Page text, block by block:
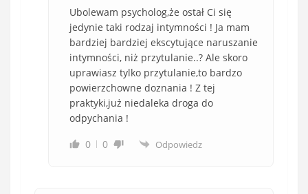
Ubolewam psycholog,że ostał Ci się
jedynie taki rodzaj intymności ! Ja mam
bardziej bardziej ekscytujące naruszanie
intymności, niż przytulanie..? Ale skoro
uprawiasz tylko przytulanie,to bardzo
powierzchowne doznania ! Z tej
praktyki,już niedaleka droga do
odpychania !
0
0 Odpowiedz